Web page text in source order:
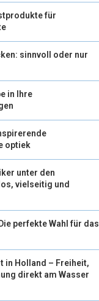
für
sinnvoll oder nur
in Ihre
optiek
unter den
vielseitig und
perfekte Wahl für das
in Holland – Freiheit,
direkt am Wasser